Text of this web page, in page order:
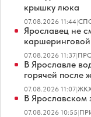
крышку люка
07.08.2026 11:44|
Ярославец не
07.08.2026 11:37|
В Ярославле
горячей после
07.08.2026 11:07|
В Ярославском
07.08.2026 10:55|